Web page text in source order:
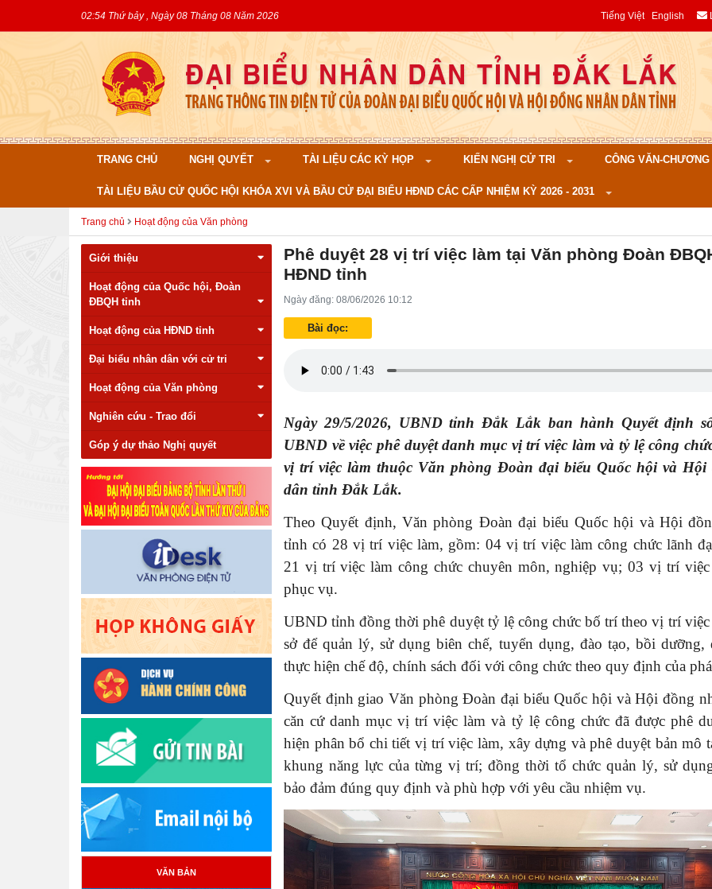
02:54 Thứ bảy , Ngày 08 Tháng 08 Năm 2026 Tiếng Việt English
TRANG CHỦ NGHỊ QUYẾT TÀI LIỆU CÁC KỲ HỌP KIẾN NGHỊ CỬ TRI CÔNG VĂN-
TÀI LIỆU BẦU CỬ QUỐC HỘI KHÓA XVI VÀ BẦU CỬ ĐẠI BIỂU HĐND CÁC CẤP NHIỆM KỲ 2026 - 2031
Trang chủ Hoạt động của Văn phòng
Giới thiệu
Hoạt động của Quốc hội, Đoàn
ĐBQH tỉnh
Hoạt động của HĐND tỉnh
Đại biểu nhân dân với cử tri
Hoạt động của Văn phòng
Nghiên cứu - Trao đổi
Góp ý dự thảo Nghị quyết
VĂN BẢN
Phê duyệt 28 vị trí việc làm tại Văn phòng Đoàn
HĐND tỉnh
Ngày đăng: 08/06/2026 10:12
Bài đọc:
Ngày 29/5/2026, UBND tỉnh Đắk Lắk ban hành Quyết định
UBND về việc phê duyệt danh mục vị trí việc làm và tỷ lệ công
vị trí việc làm thuộc Văn phòng Đoàn đại biểu Quốc hội và Hội
dân tỉnh Đắk Lắk.
Theo Quyết định, Văn phòng Đoàn đại biểu Quốc hội và Hội
tỉnh có 28 vị trí việc làm, gồm: 04 vị trí việc làm công chức lãnh
21 vị trí việc làm công chức chuyên môn, nghiệp vụ; 03 vị trí
phục vụ.
UBND tỉnh đồng thời phê duyệt tỷ lệ công chức bố trí theo vị trí việc
sở để quản lý, sử dụng biên chế, tuyển dụng, đào tạo, bồi dưỡng,
thực hiện chế độ, chính sách đối với công chức theo quy định của
Quyết định giao Văn phòng Đoàn đại biểu Quốc hội và Hội đồng
căn cứ danh mục vị trí việc làm và tỷ lệ công chức đã được phê
hiện phân bổ chi tiết vị trí việc làm, xây dựng và phê duyệt bản mô
khung năng lực của từng vị trí; đồng thời tổ chức quản lý, sử
bảo đảm đúng quy định và phù hợp với yêu cầu nhiệm vụ.